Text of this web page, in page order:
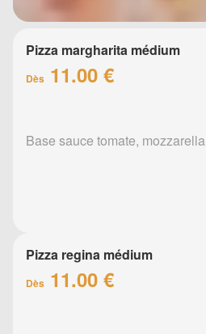
Pizza margharita médium
Dès 11.00 €
Base sauce tomate, mozzarella
Pizza regina médium
Dès 11.00 €